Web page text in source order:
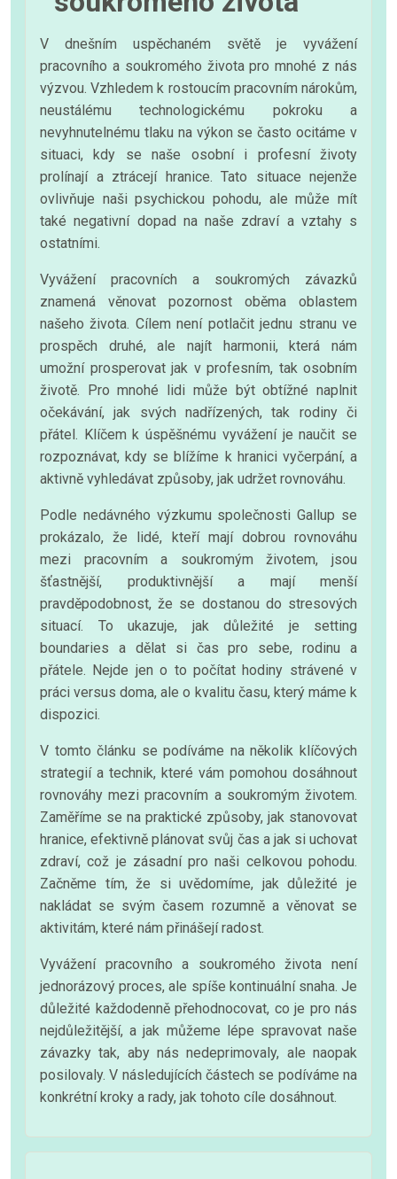
V dnešním uspěchaném světě je vyvážení
pracovního a soukromého života pro mnohé z nás
výzvou. Vzhledem k rostoucím pracovním nárokům,
neustálému technologickému pokroku a
nevyhnutelnému tlaku na výkon se často ocitáme v
situaci, kdy se naše osobní i profesní životy
prolínají a ztrácejí hranice. Tato situace nejenže
ovlivňuje naši psychickou pohodu, ale může mít
také negativní dopad na naše zdraví a vztahy s
ostatními.
Vyvážení pracovních a soukromých závazků
znamená věnovat pozornost oběma oblastem
našeho života. Cílem není potlačit jednu stranu ve
prospěch druhé, ale najít harmonii, která nám
umožní prosperovat jak v profesním, tak osobním
životě. Pro mnohé lidi může být obtížné naplnit
očekávání, jak svých nadřízených, tak rodiny či
přátel. Klíčem k úspěšnému vyvážení je naučit se
rozpoznávat, kdy se blížíme k hranici vyčerpání, a
aktivně vyhledávat způsoby, jak udržet rovnováhu.
Podle nedávného výzkumu společnosti Gallup se
prokázalo, že lidé, kteří mají dobrou rovnováhu
mezi pracovním a soukromým životem, jsou
šťastnější, produktivnější a mají menší
pravděpodobnost, že se dostanou do stresových
situací. To ukazuje, jak důležité je setting
boundaries a dělat si čas pro sebe, rodinu a
přátele. Nejde jen o to počítat hodiny strávené v
práci versus doma, ale o kvalitu času, který máme k
dispozici.
V tomto článku se podíváme na několik klíčových
strategií a technik, které vám pomohou dosáhnout
rovnováhy mezi pracovním a soukromým životem.
Zaměříme se na praktické způsoby, jak stanovovat
hranice, efektivně plánovat svůj čas a jak si uchovat
zdraví, což je zásadní pro naši celkovou pohodu.
Začněme tím, že si uvědomíme, jak důležité je
nakládat se svým časem rozumně a věnovat se
aktivitám, které nám přinášejí radost.
Vyvážení pracovního a soukromého života není
jednorázový proces, ale spíše kontinuální snaha. Je
důležité každodenně přehodnocovat, co je pro nás
nejdůležitější, a jak můžeme lépe spravovat naše
závazky tak, aby nás nedeprimovaly, ale naopak
posilovaly. V následujících částech se podíváme na
konkrétní kroky a rady, jak tohoto cíle dosáhnout.